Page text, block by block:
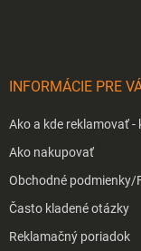
INFORMÁCIE PRE
Ako a kde reklamovať -
Ako nakupovať
Obchodné podmienky/
Často kladené otázky
Reklamačný poriadok